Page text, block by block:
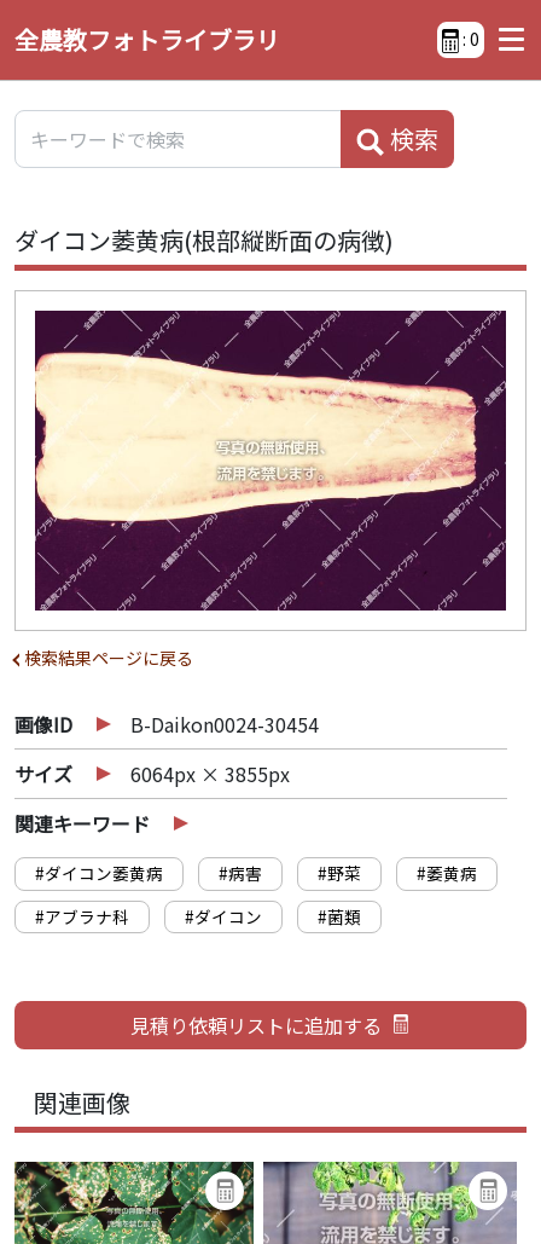
全農教フォトライブラリ : 0
検索
ダイコン萎黄病(根部縦断面の病徴)
検索結果ページに戻る
画像ID
B-Daikon0024-30454
サイズ
6064px × 3855px
関連キーワード
#ダイコン萎黄病 #病害 #野菜
#萎黄病
#アブラナ科
#ダイコン #菌類
関連画像